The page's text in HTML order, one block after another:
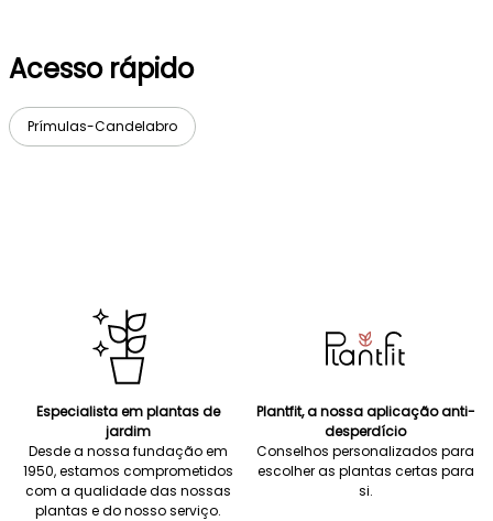
Acesso rápido
Prímulas-Candelabro
Especialista em plantas de
jardim
Desde a nossa fundação em
1950, estamos comprometidos
com a qualidade das nossas
plantas e do nosso serviço.
Plantfit, a nossa aplicação anti-
desperdício
Conselhos personalizados para
escolher as plantas certas para
si.